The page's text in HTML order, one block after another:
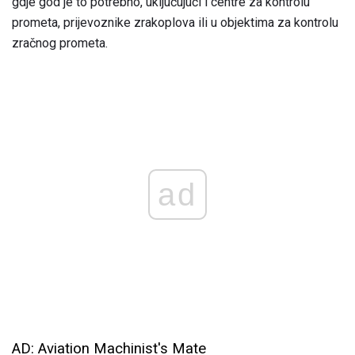
prometa, prijevoznike zrakoplova ili u objektima za kontrolu
zračnog prometa.
ad
AD: Aviation Machinist's Mate